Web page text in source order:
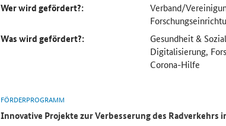
Wer wird gefördert?:
Verband/
Was wird gefördert?:
Gesundheit &
Digitalisierung,
Corona-Hilfe
FÖRDERPROGRAMM
Innovative Projekte zur Verbesserung des Radverkehrs